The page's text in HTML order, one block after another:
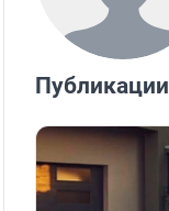
Публикации